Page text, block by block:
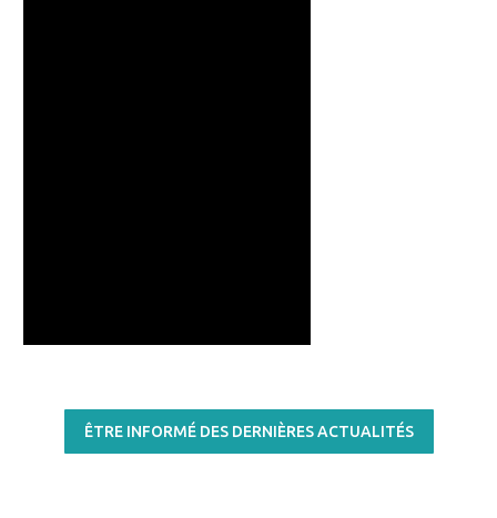
ÊTRE INFORMÉ DES DERNIÈRES ACTUALITÉS